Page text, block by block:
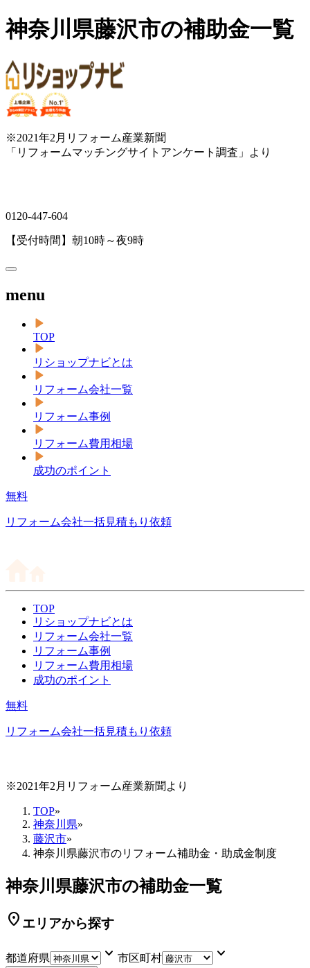
神奈川県藤沢市の補助金一覧
※2021年2月リフォーム産業新聞
「リフォームマッチングサイトアンケート調査」より
0120-447-604
【受付時間】朝10時～夜9時
menu
TOP
リショップナビとは
リフォーム会社一覧
リフォーム事例
リフォーム費用相場
成功のポイント
無料
リフォーム会社一括見積もり依頼
TOP
リショップナビとは
リフォーム会社一覧
リフォーム事例
リフォーム費用相場
成功のポイント
無料
リフォーム会社一括見積もり依頼
※2021年2月リフォーム産業新聞より
TOP»
神奈川県»
藤沢市»
神奈川県藤沢市のリフォーム補助金・助成金制度
神奈川県藤沢市の補助金一覧
location_on エリアから探す
都道府県 keyboard_arrow_down 市区町村 keyboard_arrow_down